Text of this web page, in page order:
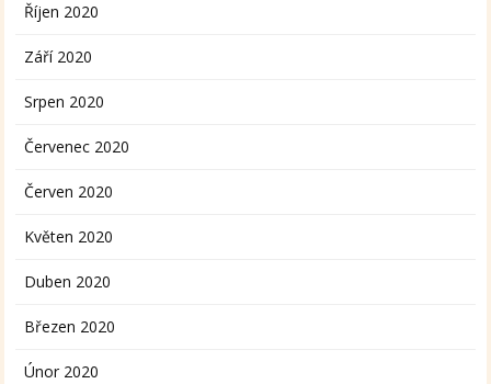
Říjen 2020
Září 2020
Srpen 2020
Červenec 2020
Červen 2020
Květen 2020
Duben 2020
Březen 2020
Únor 2020